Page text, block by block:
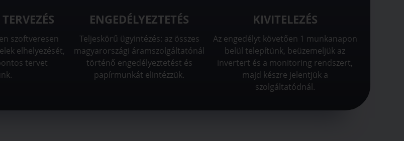
szoftveresen
elhelyezését,
tervet
ENGEDÉLYEZTETÉS
Teljeskörű ügyintézés: az összes
magyarországi áramszolgáltatónál
történő engedélyeztetést és
papírmunkát elintézzük.
KIVITELEZÉS
Az engedélyt követően 1 munkanapon
belül telepítünk, beüzemeljük az
invertert és a monitoring rendszert,
majd készre jelentjük a
szolgáltatódnál.